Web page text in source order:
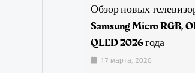
Обзор новых
Samsung Micro RGB,
QLED 2026 года
17 марта, 2026